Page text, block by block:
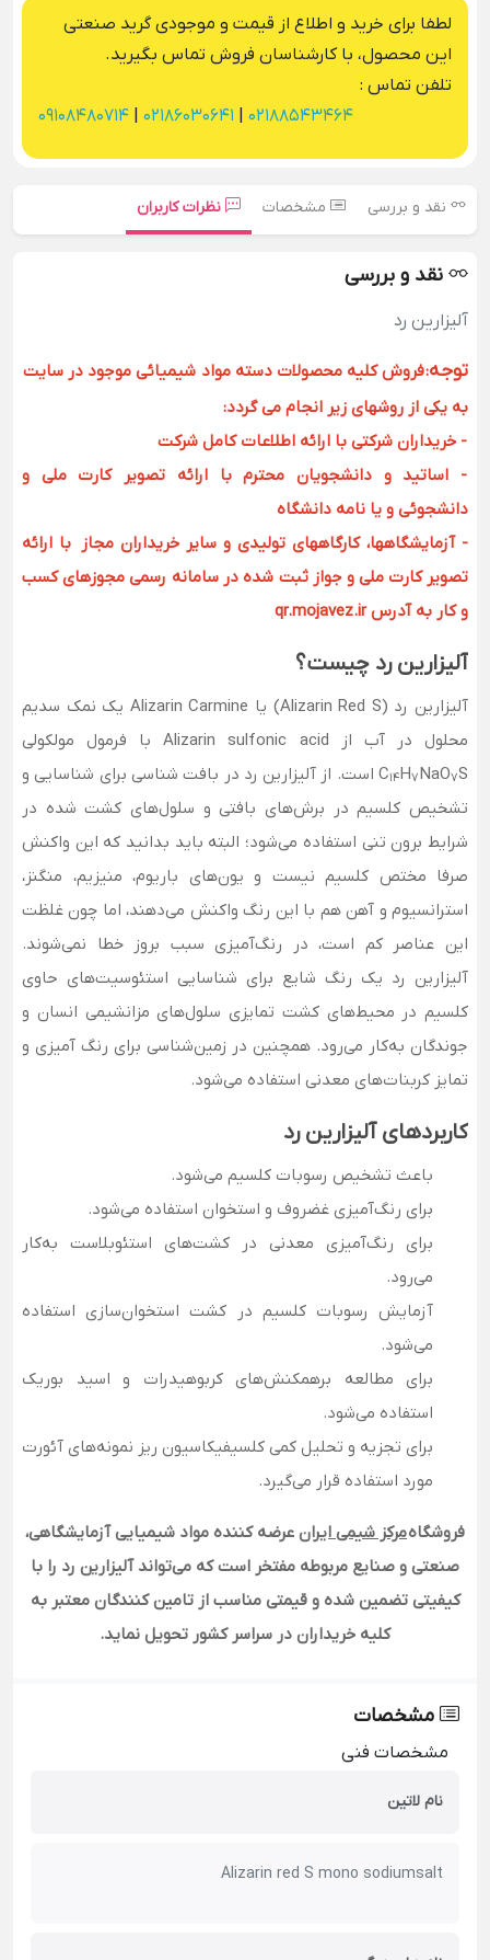
لطفا برای خرید و اطلاع از قیمت و موجودی گرید صنعتی
این محصول، با کارشناسان فروش تماس بگیرید.
تلفن تماس :
02188543464
02186030641
09108480714
نقد و بررسی مشخصات نظرات کاربران
نقد و بررسی
آلیزارين رد
توجه:فروش کلیه محصولات دسته مواد شیمیائی موجود در سایت
به یکی از روشهای زیر انجام می گردد:
- خریداران شرکتی با ارائه اطلاعات کامل شرکت
- اساتید و دانشجویان محترم با ارائه تصویر کارت ملی و
دانشجوئی و یا نامه دانشگاه
- آزمایشگاهها، کارگاههای تولیدی و سایر خریداران مجاز با ارائه
تصویر کارت ملی و جواز ثبت شده در سامانه رسمی مجوزهای کسب
و کار به آدرس qr.mojavez.ir
آلیزارين رد چیست؟
آلیزارین رد (Alizarin Red S) یا Alizarin Carmine یک نمک سدیم
محلول در آب از Alizarin sulfonic acid با فرمول مولکولی
C14H7NaO7
S است. از آلیزارین رد در بافت شناسی برای شناسایی و
تشخیص کلسیم در برش‌های بافتی و سلول‌های کشت شده در
شرایط برون تنی استفاده می‌شود؛ البته باید بدانید که این واکنش
صرفا مختص کلسیم نیست و یون‌های باریوم، منیزیم، منگنز،
استرانسیوم و آهن هم با این رنگ واکنش می‌‌دهند، اما چون غلظت
این عناصر کم است، در رنگ‌آمیزی سبب بروز خطا نمی‌شوند.
آلیزارین رد یک رنگ شایع برای شناسایی استئوسیت‌های حاوی
کلسیم در محیط‌های کشت تمایزی سلول‌های مزانشیمی انسان و
جوندگان به‌کار می‌رود. همچنین در زمین‌شناسی برای رنگ آمیزی و
تمایز کربنات‌های معدنی استفاده می‌شود.
کاربردهای آلیزارین رد
باعث تشخیص رسوبات کلسیم می‌شود.
برای رنگ‌آمیزی غضروف و استخوان استفاده می‌شود.
برای رنگ‌آمیزی معدنی در کشت‌های استئوبلاست به‌کار
می‌رود.
آزمایش رسوبات کلسیم در کشت استخوان‌سازی استفاده
می‌شود.
برای مطالعه برهمکنش‌های کربوهیدرات و اسید بوریک
استفاده می‌شود.
برای تجزیه و تحلیل کمی کلسیفیکاسیون ریز نمونه‌های آئورت
مورد استفاده قرار می‌گیرد.
فروشگاهمرکز شیمی ایران عرضه کننده مواد شیمیایی آزمایشگاهی،
صنعتی و صنایع مربوطه مفتخر است که می‌تواند آلیزارین رد را با
کیفیتی تضمین شده و قیمتی مناسب از تامین کنندگان معتبر به
کلیه خریداران در سراسر کشور تحویل نماید.
مشخصات
مشخصات فنی
نام لاتین
Alizarin red S mono sodiumsalt